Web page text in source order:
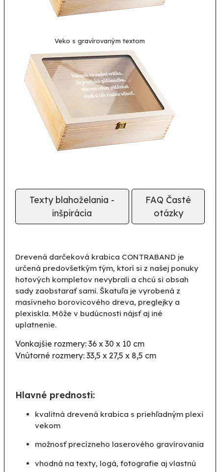
Veko s gravírovaným textom
Texty blahoželania -
inšpirácia
FAQ Časté
otázky
Drevená darčeková krabica CONTRABAND je
určená predovšetkým tým, ktorí si z našej ponuky
hotových kompletov nevybrali a chcú si obsah
sady zaobstarať sami. Škatuľa je vyrobená z
masívneho borovicového dreva, preglejky a
plexiskla. Môže v budúcnosti nájsť aj iné
uplatnenie.
Vonkajšie rozmery: 36 x 30 x 10 cm
Vnútorné rozmery: 33,5 x 27,5 x 8,5 cm
Hlavné prednosti:
kvalitná drevená krabica s priehľadným plexi
vekom
možnosť precízneho laserového gravírovania
vhodná na texty, logá, fotografie aj vlastnú